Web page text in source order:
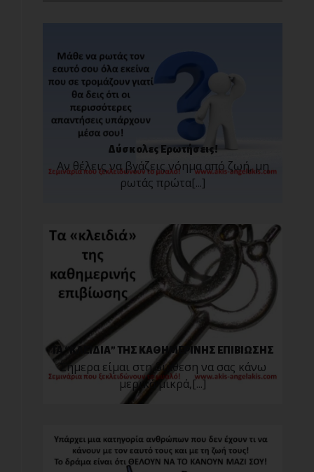
Δύσκολες Ερωτήσεις!
Αν θέλεις να βγάζεις νόημα από ζωή, μη
ρωτάς πρώτα[...]
ΤΑ “ΚΛΕΙΔΙΑ” ΤΗΣ ΚΑΘΗΜΕΡΙΝΗΣ ΕΠΙΒΙΩΣΗΣ
Σήμερα είμαι στη διάθεση να σας κάνω
μερικά μικρά,[...]